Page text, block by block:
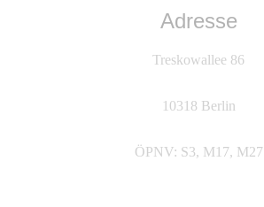
Adresse
Treskowallee 86
10318 Berlin
ÖPNV: S3, M17, M27